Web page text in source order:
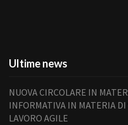
Ultime news
NUOVA CIRCOLARE IN
INFORMATIVA IN MATERIA
LAVORO AGILE